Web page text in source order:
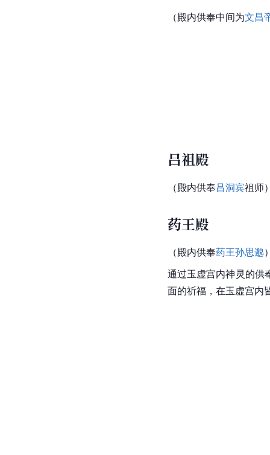
（殿内供奉中间为文昌
吕祖殿
（殿内供奉吕洞宾祖师
药王殿
（殿内供奉药王孙思邈
通过玉虚宫内神灵的供
面的祈福，在玉虚宫内